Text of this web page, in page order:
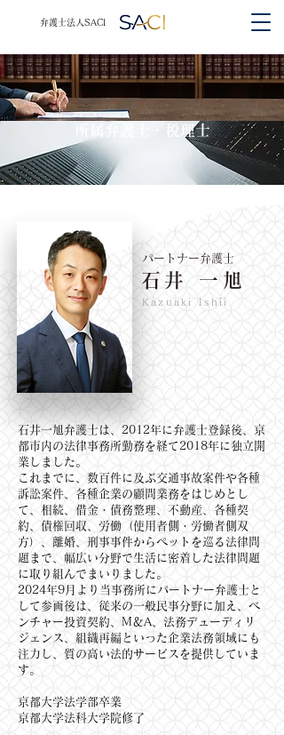
​​弁護士法人SACI
​所属弁護士・税理士
パートナー弁護士
石井 一旭
Kazuaki Ishii
石井一旭弁護士は、2012年に弁護士登録後、京
都市内の法律事務所勤務を経て2018年に独立開
業しました。
これまでに、数百件に及ぶ交通事故案件や各種
訴訟案件、各種企業の顧問業務をはじめとし
て、相続、借金・債務整理、不動産、各種契
約、債権回収、労働（使用者側・労働者側双
方）、離婚、刑事事件からペットを巡る法律問
題まで、幅広い分野で生活に密着した法律問題
に取り組んでまいりました。
2024年9月より当事務所にパートナー弁護士と
して参画後は、従来の一般民事分野に加え、ベ
ンチャー投資契約、M＆A、法務デューディリ
ジェンス、組織再編といった企業法務領域にも
注力し、質の高い法的サービスを提供していま
す。
京都大学法学部卒業
京都大学法科大学院修了